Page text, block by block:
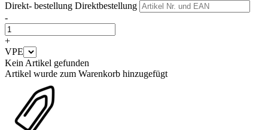
Direkt- bestellung Direktbestellung
-
+
VPE
Kein Artikel gefunden
Artikel wurde zum Warenkorb hinzugefügt